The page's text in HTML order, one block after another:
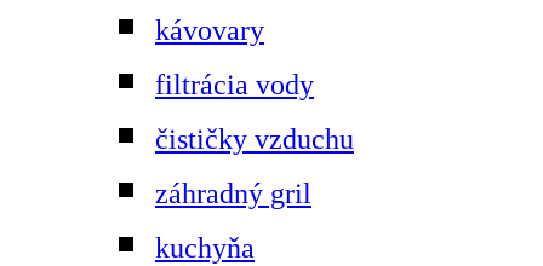
kávovary
filtrácia vody
čističky vzduchu
záhradný gril
kuchyňa